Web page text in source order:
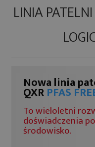
LINIA
Nowa linia
QXRPFAS
To wieloletni
doświadczenia
środowisko.